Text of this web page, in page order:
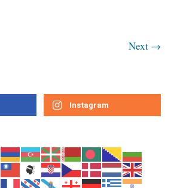
Next →
Instagram